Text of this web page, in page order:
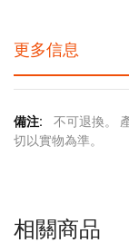
更多信息
更
多
不可退換。
切以實物為準。
相關商品